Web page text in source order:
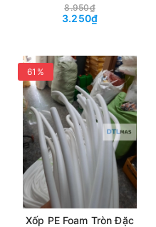
Xốp Chèn Khe, Tạo Hình
Decor, Handmade & May
8.950₫
3.250₫
61%
Xốp PE Foam Tròn Đặc